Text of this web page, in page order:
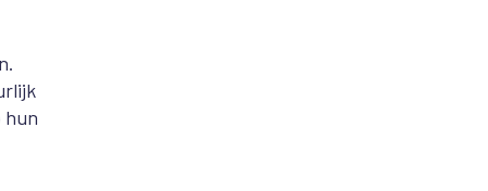
hun